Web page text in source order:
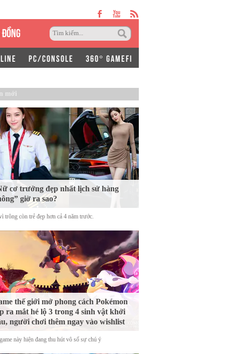
PC/CONSOLE 360° GAMEFI
mới
cơ trưởng đẹp nhất lịch sử hàng
giờ ra sao?
trông còn trẻ đẹp hơn cả 4 năm trước.
thế giới mở phong cách Pokémon
ra mắt hé lộ 3 trong 4 sinh vật khởi
người chơi thêm ngay vào wishlist
này hiện đang thu hút vô số sự chú ý